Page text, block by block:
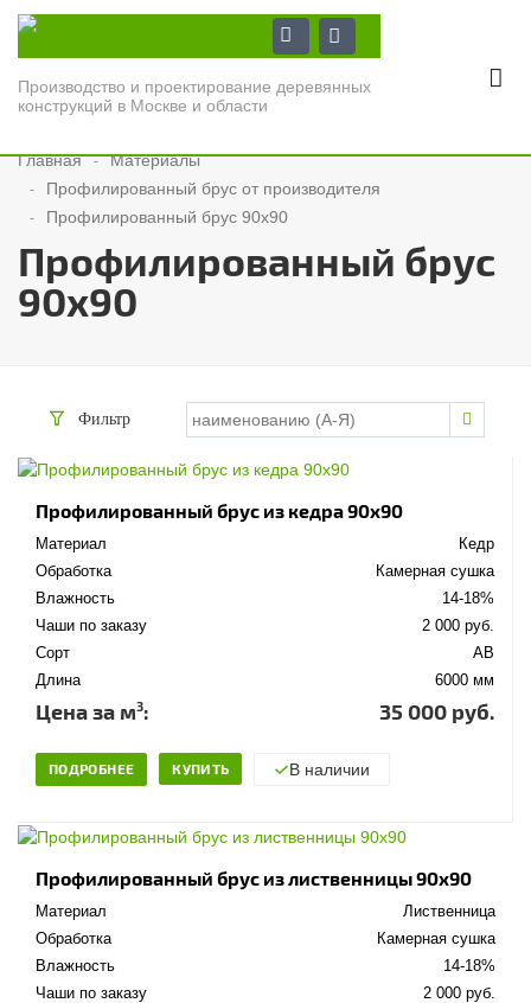
Производство и проектирование деревянных
конструкций в Москве и области
Главная
Материалы
Профилированный брус от производителя
Профилированный брус 90x90
Профилированный брус
90x90
Фильтр
Профилированный брус из кедра 90x90
Материал
Кедр
Обработка
Камерная сушка
Влажность
14-18%
Чаши по заказу
2 000 руб.
Сорт
АВ
Длина
6000 мм
Цена за м3: 35 000 руб.
ПОДРОБНЕЕ КУПИТЬ В наличии
Профилированный брус из лиственницы 90x90
Материал
Лиственница
Обработка
Камерная сушка
Влажность
14-18%
Чаши по заказу
2 000 руб.